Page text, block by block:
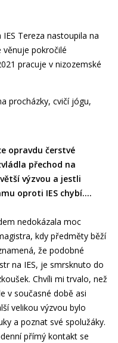
Tereza nastoupila na
věnuje pokročilé
pracuje v nizozemské
procházky, cvičí jógu,
opravdu čerstvé
přechod na
výzvou a jestli
oproti IES chybí….
nedokázala moc
kdy předměty běží
že podobné
na IES, je smrsknuto do
Chvíli mi trvalo, než
v současné době asi
velikou výzvou bylo
a poznat své spolužáky.
přímý kontakt se